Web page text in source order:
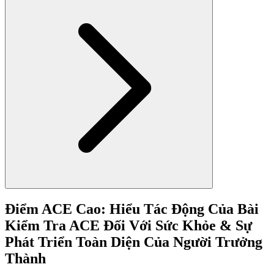
Điểm ACE Cao: Hiểu Tác Động Của Bài
Kiểm Tra ACE Đối Với Sức Khỏe & Sự
Phát Triển Toàn Diện Của Người Trưởng
Thành